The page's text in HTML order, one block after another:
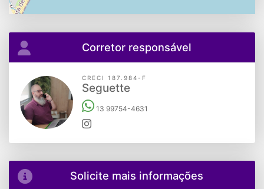
Corretor responsável
CRECI 187.984-F
Seguette
13 99754-4631
Solicite mais informações